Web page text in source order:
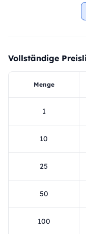
Vollständige
Menge
1
10
25
50
100